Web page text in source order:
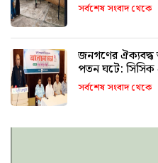
সর্বশেষ সংবাদ থেকে
জনগণের ঐক্যবদ্ধ
পতন ঘটে: সিসিক
সর্বশেষ সংবাদ থেকে